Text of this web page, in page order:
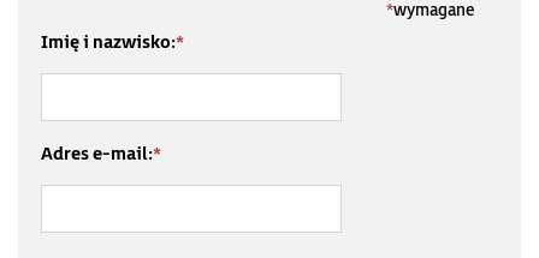
*wymagane
Imię i nazwisko:*
Adres e-mail:*